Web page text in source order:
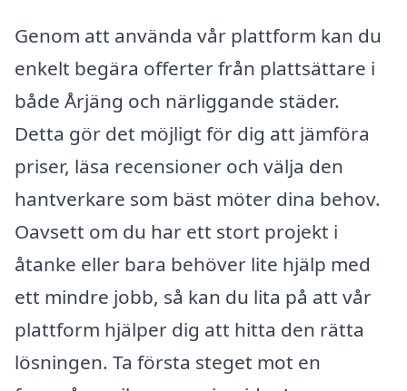
Genom att använda vår plattform kan du
enkelt begära offerter från plattsättare i
både Årjäng och närliggande städer.
Detta gör det möjligt för dig att jämföra
priser, läsa recensioner och välja den
hantverkare som bäst möter dina behov.
Oavsett om du har ett stort projekt i
åtanke eller bara behöver lite hjälp med
ett mindre jobb, så kan du lita på att vår
plattform hjälper dig att hitta den rätta
lösningen. Ta första steget mot en